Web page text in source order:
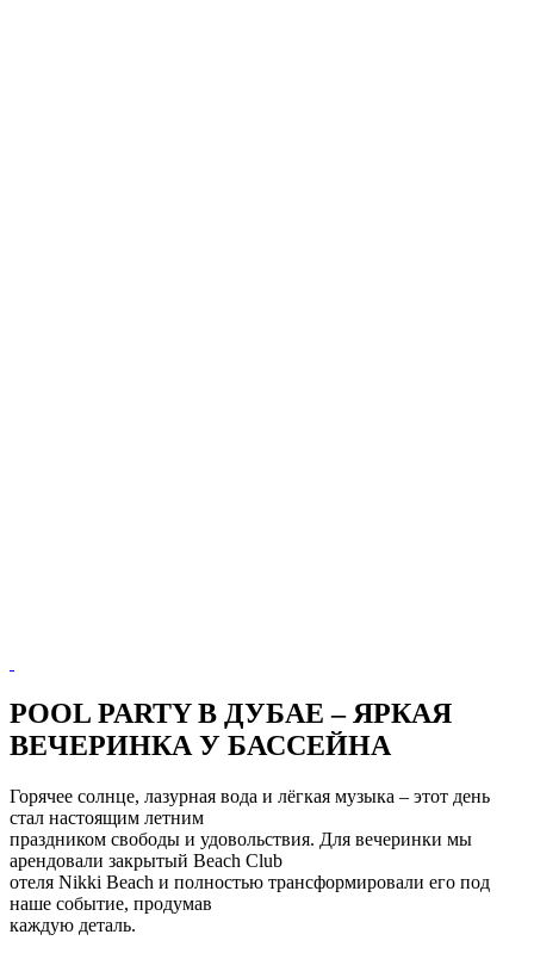
POOL PARTY В ДУБАЕ – ЯРКАЯ
ВЕЧЕРИНКА У БАССЕЙНА
Горячее солнце, лазурная вода и лёгкая музыка – этот день
стал настоящим летним
праздником свободы и удовольствия. Для вечеринки мы
арендовали закрытый Beach Club
отеля Nikki Beach и полностью трансформировали его под
наше событие, продумав
каждую деталь.